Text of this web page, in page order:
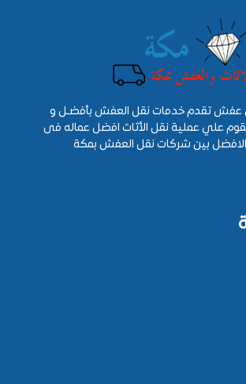
تقدم خدمات نقل العفش بأفضـل و
علي عملية نقل الأثاث افضل عماله فى
الافضل بين شركات نقل العفش بمكة